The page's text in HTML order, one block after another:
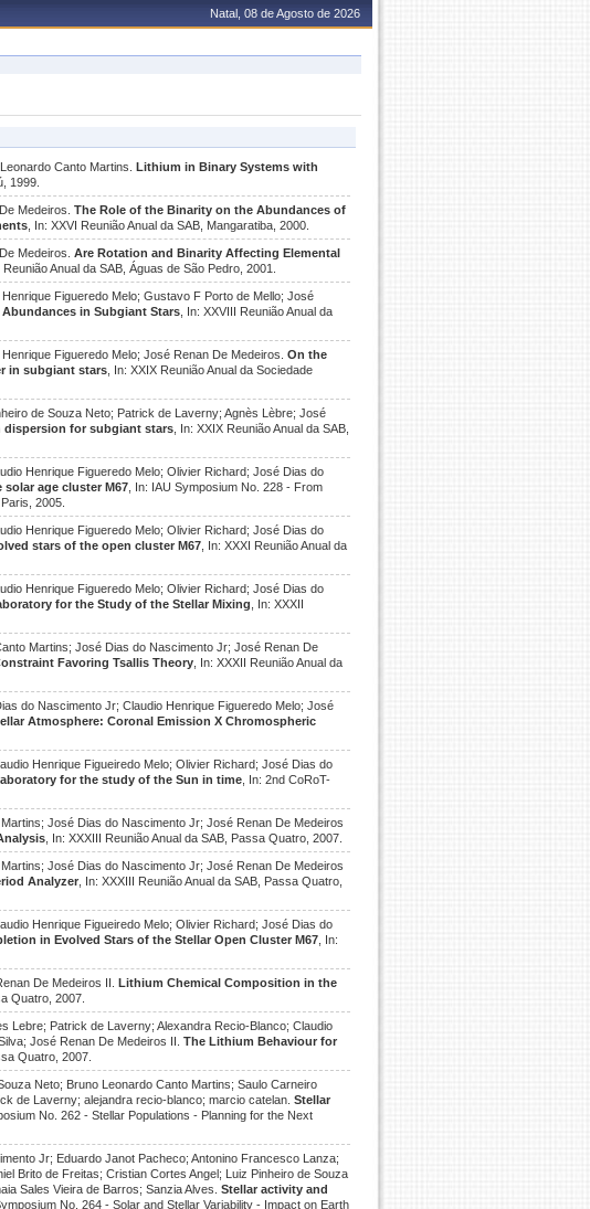
Natal, 08 de Agosto de 2026
Canto Martins. Lithium in Binary Systems with
1999.
Medeiros. The Role of the Binarity on the Abundances of
, In: XXVI Reunião Anual da SAB, Mangaratiba, 2000.
Medeiros. Are Rotation and Binarity Affecting Elemental
Reunião Anual da SAB, Águas de São Pedro, 2001.
Figueredo Melo; Gustavo F Porto de Mello; José
in Subgiant Stars , In: XXVIII Reunião Anual da
Figueredo Melo; José Renan De Medeiros. On the
in subgiant stars , In: XXIX Reunião Anual da Sociedade
de Souza Neto; Patrick de Laverny; Agnès Lèbre; José
for subgiant stars , In: XXIX Reunião Anual da SAB,
Henrique Figueredo Melo; Olivier Richard; José Dias do
age cluster M67 , In: IAU Symposium No. 228 - From
2005.
Henrique Figueredo Melo; Olivier Richard; José Dias do
stars of the open cluster M67 , In: XXXI Reunião Anual da
Henrique Figueredo Melo; Olivier Richard; José Dias do
for the Study of the Stellar Mixing
, In: XXXII
Martins; José Dias do Nascimento Jr; José Renan De
Favoring Tsallis Theory , In: XXXII Reunião Anual da
do Nascimento Jr; Claudio Henrique Figueredo Melo; José
Atmosphere: Coronal Emission X Chromospheric
Henrique Figueiredo Melo; Olivier Richard; José Dias do
for the study of the Sun in time , In: 2nd CoRoT-
José Dias do Nascimento Jr; José Renan De Medeiros
, In: XXXIII Reunião Anual da SAB, Passa Quatro, 2007.
José Dias do Nascimento Jr; José Renan De Medeiros
Analyzer , In: XXXIII Reunião Anual da SAB, Passa Quatro,
Henrique Figueiredo Melo; Olivier Richard; José Dias do
in Evolved Stars of the Stellar Open Cluster M67 , In:
De Medeiros II. Lithium Chemical Composition in the
Quatro, 2007.
Lebre; Patrick de Laverny; Alexandra Recio-Blanco; Claudio
José Renan De Medeiros II.The Lithium Behaviour for
Quatro, 2007.
Neto; Bruno Leonardo Canto Martins; Saulo Carneiro
de Laverny; alejandra recio-blanco; marcio catelan.Stellar
No. 262 - Stellar Populations - Planning for the Next
Jr; Eduardo Janot Pacheco; Antonino Francesco Lanza;
Brito de Freitas; Cristian Cortes Angel; Luiz Pinheiro de Souza
Sales Vieira de Barros; Sanzia Alves.Stellar activity and
No. 264 - Solar and Stellar Variability - Impact on Earth